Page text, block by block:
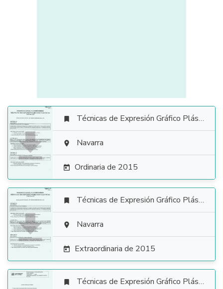

 Técnicas de Expresión Gráfico Plástica
 Navarra
 Ordinaria de 2015

 Técnicas de Expresión Gráfico Plástica
 Navarra
 Extraordinaria de 2015
 Técnicas de Expresión Gráfico Plástica